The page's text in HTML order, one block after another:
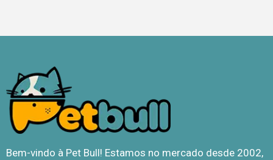
Bem-vindo à Pet Bull! Estamos no mercado desde 2002,